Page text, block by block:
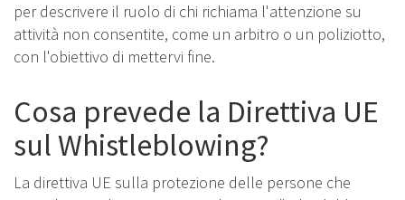
per descrivere il ruolo di chi richiama l'attenzione su
attività non consentite, come un arbitro o un poliziotto,
con l'obiettivo di mettervi fine.
Cosa prevede la Direttiva UE
sul Whistleblowing?
La direttiva UE sulla protezione delle persone che